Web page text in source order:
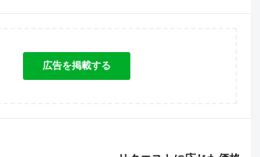
広告を掲載する